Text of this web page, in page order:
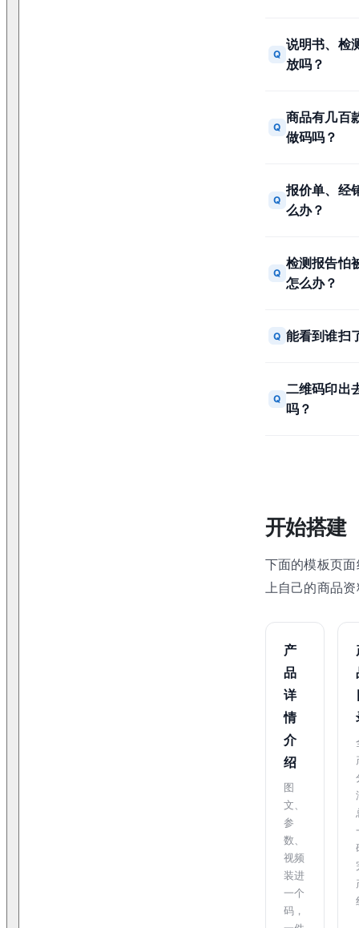
Q
说明书、检
放吗？
Q
商品有几百
做码吗？
Q
报价单、经
么办？
Q
检测报告怕
怎么办？
Q 能看到谁扫
Q
二维码印出
吗？
开始搭建
下面的模板页
上自己的商品
产
品
详
情
介
绍
图
文、
参
数、
视频
装进
一个
码，